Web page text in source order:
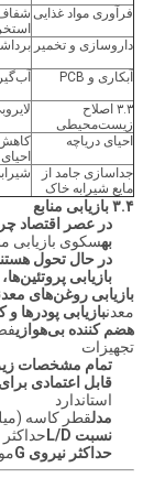
فرآوری مواد غذایی
داروسازی و تخمیر
آبکاری و PCB
۳.۳ اصلاح
زیست‌محیطی
احیای دریاچه
جداسازی جامد از
مایع شیرابه خاک
۳.۴ بازیابی منابع
در عصر اقتصاد
بهسکوی بازیابی
در حال تحول
بازیابی
بازیابی روغن‌های
معدنبازیابی پودرها و
هضم کننده بی‌هوازی
تجهیزات
تمام مشخصات زیر
قابل اعتمادی
استاندارد
مدلقطر کاسه
نسبت L/D
حداکثر نیروی G